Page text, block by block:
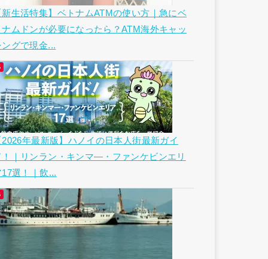
新生活特集】ベトナムATMの使い方｜急にベ
ナムドンが必要になったら？ATM海外キャッ
ングで現金...
2026年最新版】ハノイの日本人街最新ガイ
！｜リンラン・キンマ―・ファンケビンエリ
17選！｜飲...